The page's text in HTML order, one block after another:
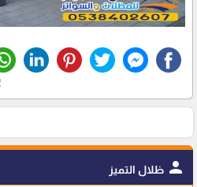
person ظلال التميز